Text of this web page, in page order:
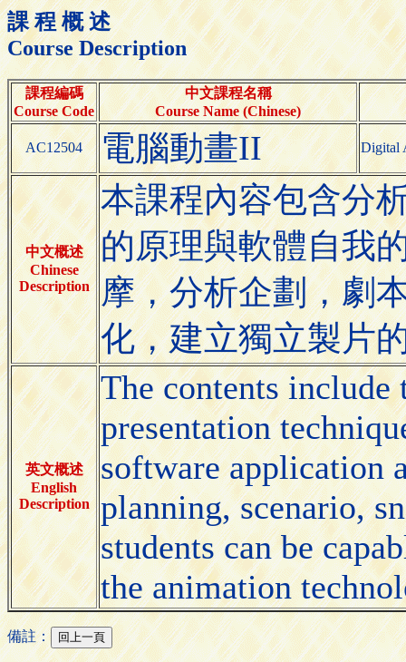
課 程 概 述
Course Description
課程編碼
Course Code
中文課程名稱
Course Name (Chinese)
AC12504 電腦動畫II Digital
中文概述
Chinese
Description
本課程內容包含分
的原理與軟體自我
摩，分析企劃，劇
化，建立獨立製片
英文概述
English
Description
The contents
presentation
software application
planning, scenario,
students can be
the animation
備註：